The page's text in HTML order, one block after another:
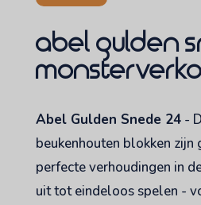
abel gulden
Abel Gulden Snede 24-
beukenhouten blokken zijn
perfecte verhoudingen in
uit tot eindeloos spelen -